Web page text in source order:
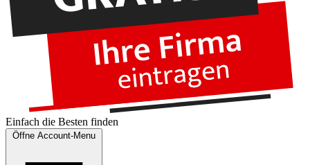
Einfach die Besten finden
Öffne Account-Menu